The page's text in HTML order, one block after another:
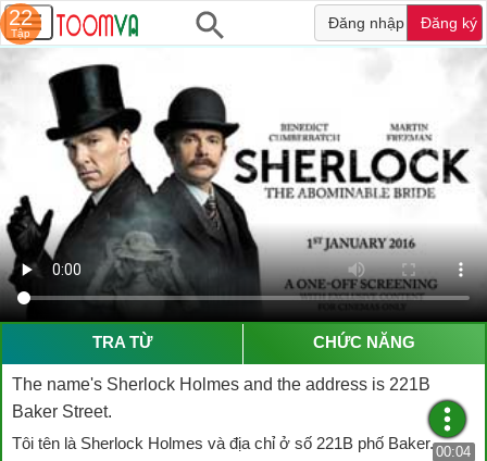
Đăng nhập Đăng ký
TRA TỪ CHỨC NĂNG
The name's Sherlock Holmes and the address is 221B
Baker Street.
Tôi tên là Sherlock Holmes và địa chỉ ở số 221B phố Baker.00:04
22
Tập